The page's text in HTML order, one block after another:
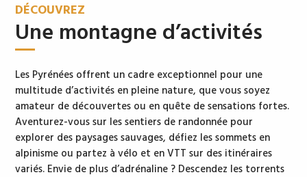
DÉCOUVREZ
Une montagne d’activités
Les Pyrénées offrent un cadre exceptionnel pour une
multitude d’activités en pleine nature, que vous soyez
amateur de découvertes ou en quête de sensations fortes.
Aventurez-vous sur les sentiers de randonnée pour
explorer des paysages sauvages, défiez les sommets en
alpinisme ou partez à vélo et en VTT sur des itinéraires
variés. Envie de plus d’adrénaline ? Descendez les torrents